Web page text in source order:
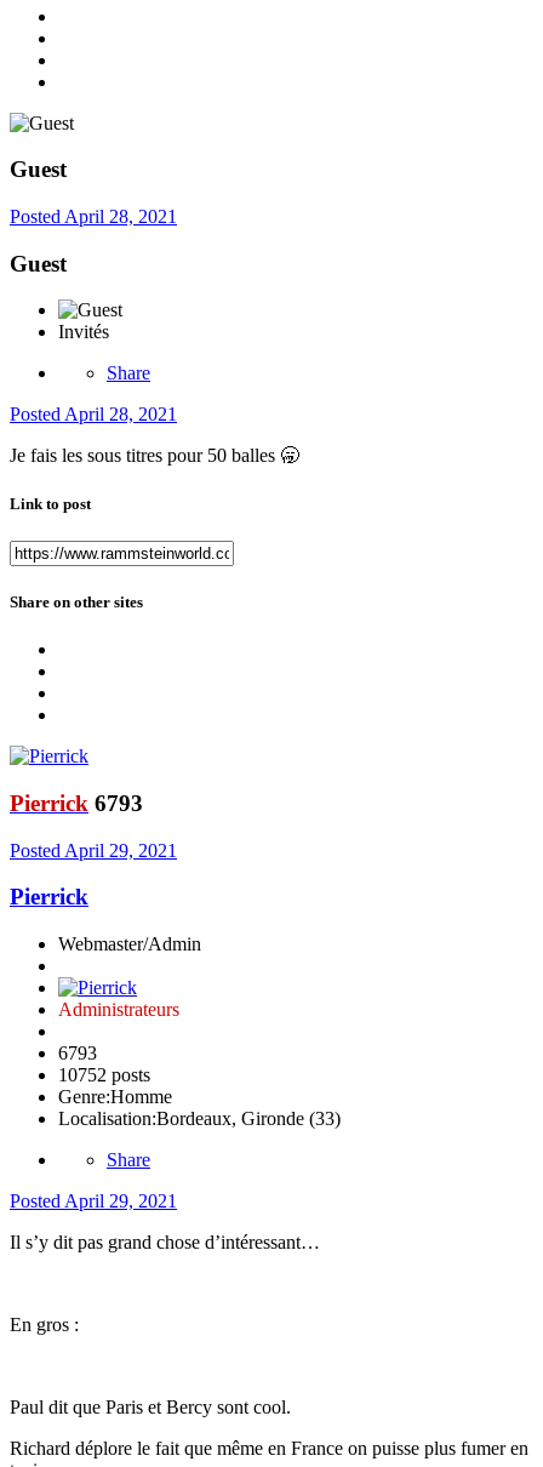
Guest
Posted April 28, 2021
Guest
Invités
Share
PostedApril 28, 2021
Je fais les sous titres pour 50 balles 🥱
Link to post
Share on other sites
Pierrick 6793
Posted April 29, 2021
Pierrick
Webmaster/Admin
Administrateurs
6793
10752 posts
Genre:Homme
Localisation:Bordeaux, Gironde (33)
Share
Posted April 29, 2021
Il s’y dit pas grand chose d’intéressant…
En gros :
Paul dit que Paris et Bercy sont cool.
Richard déplore le fait que même en France on puisse plus fumer en